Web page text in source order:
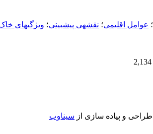
؛ عوامل اقلیمی؛ نقشه‎ی پیش‏بینی ؛ ویژگی‏های
طراحی و پیاده سازی از سیناوب